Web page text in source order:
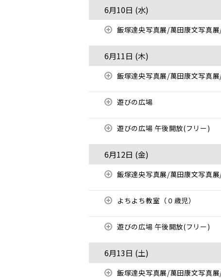
6月10日 (水)
飯塚達央写真展/萬田康文写真
6月11日 (木)
飯塚達央写真展/萬田康文写真
遊びの広場
遊びの広場 午後開放(フリー)
6月12日 (金)
飯塚達央写真展/萬田康文写真
よちよち教室（０歳児）
遊びの広場 午後開放(フリー)
6月13日 (土)
飯塚達央写真展/萬田康文写真